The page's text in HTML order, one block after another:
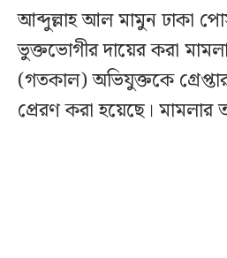
আব্দুল্লাহ আল মামুন ঢাকা
ভুক্তভোগীর দায়ের করা
(গতকাল) অভিযুক্তকে
প্রেরণ করা হয়েছে। মামলার